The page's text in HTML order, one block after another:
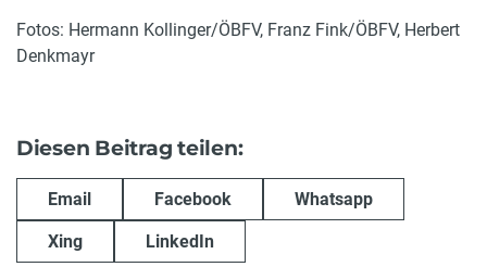
Fotos: Hermann Kollinger/ÖBFV, Franz Fink/ÖBFV, Herbert
Denkmayr
Diesen Beitrag teilen:
Email Facebook Whatsapp
Xing LinkedIn